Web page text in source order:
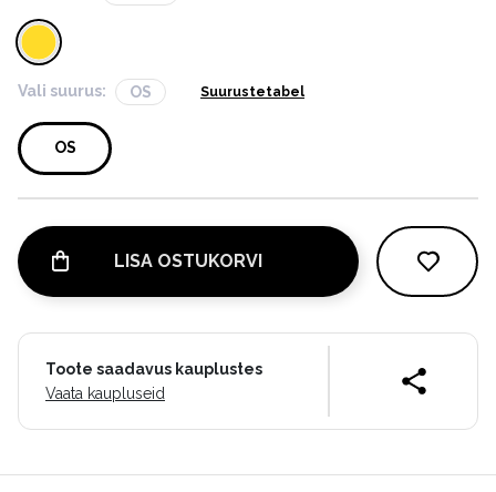
Vali suurus: OS Suurustetabel
OS
LISA OSTUKORVI
Toote saadavus kauplustes
Vaata kaupluseid